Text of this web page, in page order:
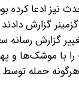
نیز ادعا کرده
گزارش
گزارش رسانه
با موشک‌ها و
حمله توسط